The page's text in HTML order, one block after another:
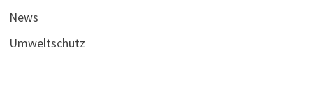
News
Umweltschutz